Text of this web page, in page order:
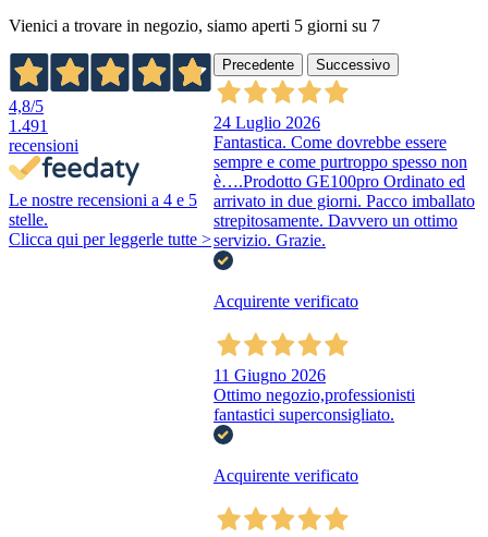
Vienici a trovare in negozio, siamo aperti 5 giorni su 7
4,8/5
1.491
recensioni
Le nostre recensioni a 4 e 5
stelle.
Clicca qui per leggerle tutte >
Precedente Successivo
24 Luglio 2026
Fantastica. Come dovrebbe essere
sempre e come purtroppo spesso non
è….Prodotto GE100pro Ordinato ed
arrivato in due giorni. Pacco imballato
strepitosamente. Davvero un ottimo
servizio. Grazie.
Acquirente verificato
11 Giugno 2026
Ottimo negozio,professionisti
fantastici superconsigliato.
Acquirente verificato